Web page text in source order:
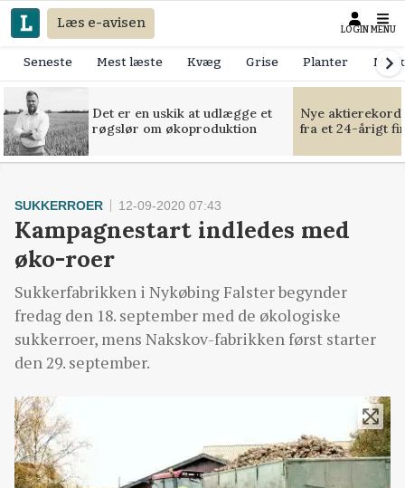
Læs e-avisen LOGIN MENU
Seneste Mest læste Kvæg Grise Planter
Det er en uskik at udlægge et
røgslør om økoproduktion
Nye
fra et 24-årigt
SUKKERROER 12-09-2020 07:43
Kampagnestart indledes med
øko-roer
Sukkerfabrikken i Nykøbing Falster begynder
fredag den 18. september med de økologiske
sukkerroer, mens Nakskov-fabrikken først starter
den 29. september.